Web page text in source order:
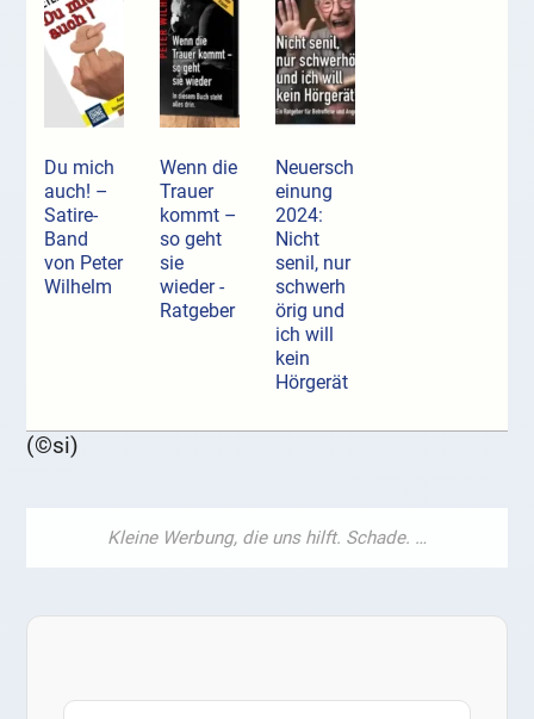
Du mich
auch! –
Satire-
Band
von Peter
Wilhelm
Wenn die
Trauer
kommt –
so geht
sie
wieder -
Ratgeber
Neuersch
einung
2024:
Nicht
senil, nur
schwerh
örig und
ich will
kein
Hörgerät
(©si)